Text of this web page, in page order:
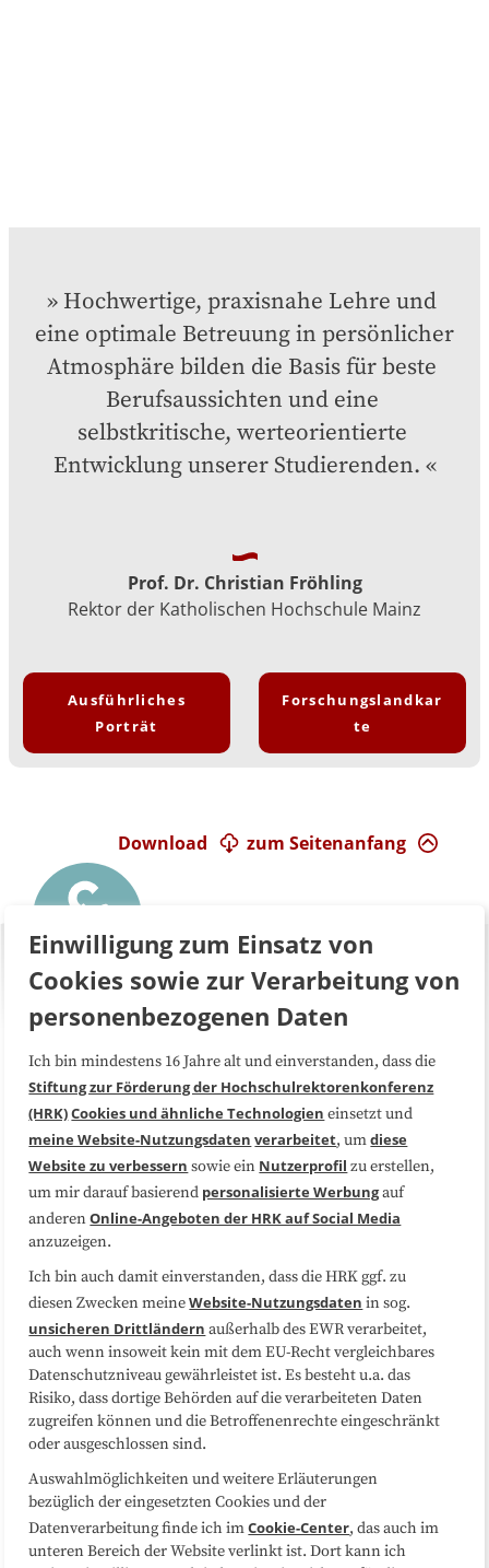
Hochwertige, praxisnahe Lehre und
eine optimale Betreuung in persönlicher
Atmosphäre bilden die Basis für beste
Berufsaussichten und eine
selbstkritische, werteorientierte
Entwicklung unserer Studierenden.
Prof. Dr. Christian Fröhling
Rektor der Katholischen Hochschule Mainz
Ausführliches
Porträt
Forschungslandkar
te
zum Seitenanfang
Download
Über uns FAQ
Medienarbeit Kooperationen
Datenschutzerklärung Impressum
Sitemap
Folgen Sie uns
Einwilligung zum Einsatz von
Cookies sowie zur Verarbeitung von
personenbezogenen Daten
Ich bin mindestens 16 Jahre alt und einverstanden, dass die
Stiftung zur Förderung der Hochschulrektorenkonferenz
(HRK)Cookies und ähnliche Technologien einsetzt und
meine Website-Nutzungsdaten verarbeitet, umdiese
Website zu verbessern sowie ein Nutzerprofil zu erstellen,
um mir darauf basierend personalisierte Werbungauf
anderenOnline-Angeboten der HRK auf Social Media
anzuzeigen.
Ich bin auch damit einverstanden, dass die HRK ggf. zu
diesen Zwecken meineWebsite-Nutzungsdaten in sog.
unsicheren Drittländern außerhalb des EWR verarbeitet,
auch wenn insoweit kein mit dem EU-Recht vergleichbares
Datenschutzniveau gewährleistet ist. Es besteht u.a. das
Risiko, dass dortige Behörden auf die verarbeiteten Daten
zugreifen können und die Betroffenenrechte eingeschränkt
oder ausgeschlossen sind.
Auswahlmöglichkeiten und weitere Erläuterungen
bezüglich der eingesetzten Cookies und der
Datenverarbeitung finde ich imCookie-Center, das auch im
unteren Bereich der Website verlinkt ist. Dort kann ich